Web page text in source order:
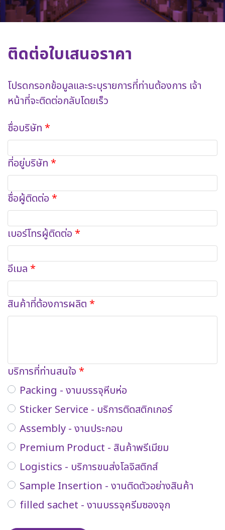
ติดต่อใบเสนอราคา
โปรดกรอกข้อมูลและระบุรายการที่ท่านต้องการ เจ้า
หน้าที่จะติดต่อกลับโดยเร็ว
ชื่อบริษัท
ที่อยู่บริษัท
ชื่อผู้ติดต่อ
เบอร์โทรผู้ติดต่อ
อีเมล
สินค้าที่ต้องการผลิต
บริการที่ท่านสนใจ
Packing - งานบรรจุหีบห่อ
Sticker Service - บริการติดสติกเกอร์
Assembly - งานประกอบ
Premium Product - สินค้าพรีเมียม
Logistics - บริการขนส่งโลจิสติกส์
Sample Insertion - งานติดตัวอย่างสินค้า
filled sachet - งานบรรจุครีมซองจุก